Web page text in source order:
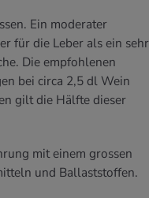
Ein moderater
für die Leber als ein sehr
Die empfohlenen
bei circa 2,5 dl Wein
gilt die Hälfte dieser
mit einem grossen
und Ballaststoffen.